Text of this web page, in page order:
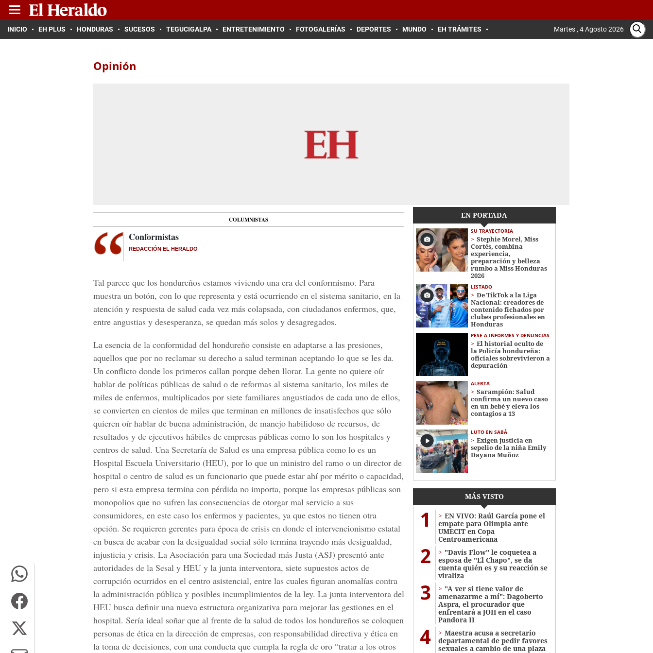
INICIO EH PLUS HONDURAS SUCESOS TEGUCIGALPA ENTRETENIMIENTO FOTOGALERÍAS DEPORTES MUNDO EH TRÁMITES Martes , 4 Agosto 2026
Opinión
COLUMNISTAS
Conformistas
REDACCIÓN EL HERALDO
Tal parece que los hondureños estamos viviendo una era del conformismo. Para
muestra un botón, con lo que representa y está ocurriendo en el sistema sanitario, en la
atención y respuesta de salud cada vez más colapsada, con ciudadanos enfermos, que,
entre angustias y desesperanza, se quedan más solos y desagregados.
La esencia de la conformidad del hondureño consiste en adaptarse a las presiones,
aquellos que por no reclamar su derecho a salud terminan aceptando lo que se les da.
Un conflicto donde los primeros callan porque deben llorar. La gente no quiere oír
hablar de políticas públicas de salud o de reformas al sistema sanitario, los miles de
miles de enfermos, multiplicados por siete familiares angustiados de cada uno de ellos,
se convierten en cientos de miles que terminan en millones de insatisfechos que sólo
quieren oír hablar de buena administración, de manejo habilidoso de recursos, de
resultados y de ejecutivos hábiles de empresas públicas como lo son los hospitales y
centros de salud. Una Secretaría de Salud es una empresa pública como lo es un
Hospital Escuela Universitario (HEU), por lo que un ministro del ramo o un director de
hospital o centro de salud es un funcionario que puede estar ahí por mérito o capacidad,
pero si esta empresa termina con pérdida no importa, porque las empresas públicas son
monopolios que no sufren las consecuencias de otorgar mal servicio a sus
consumidores, en este caso los enfermos y pacientes, ya que estos no tienen otra
opción. Se requieren gerentes para época de crisis en donde el intervencionismo estatal
en busca de acabar con la desigualdad social sólo termina trayendo más desigualdad,
injusticia y crisis. La Asociación para una Sociedad más Justa (ASJ) presentó ante
autoridades de la Sesal y HEU y la junta interventora, siete supuestos actos de
corrupción ocurridos en el centro asistencial, entre las cuales figuran anomalías contra
la administración pública y posibles incumplimientos de la ley. La junta interventora del
HEU busca definir una nueva estructura organizativa para mejorar las gestiones en el
hospital. Sería ideal soñar que al frente de la salud de todos los hondureños se coloquen
personas de ética en la dirección de empresas, con responsabilidad directiva y ética en
la toma de decisiones, con una conducta que cumpla la regla de oro “tratar a los otros
EN PORTADA
SU TRAYECTORIA
Stephie Morel, Miss
Cortés, combina
experiencia,
preparación y belleza
rumbo a Miss Honduras
2026
LISTADO
De TikTok a la Liga
Nacional: creadores de
contenido fichados por
clubes profesionales en
Honduras
PESE A INFORMES Y DENUNCIAS
El historial oculto de
la Policía hondureña:
oficiales sobrevivieron a
depuración
ALERTA
Sarampión: Salud
confirma un nuevo caso
en un bebé y eleva los
contagios a 13
LUTO EN SABÁ
Exigen justicia en
sepelio de la niña Emily
Dayana Muñoz
MÁS VISTO
1
EN VIVO: Raúl García pone el
empate para Olimpia ante
UMECIT en Copa
Centroamericana
2
"Davis Flow" le coquetea a
esposa de "El Chapo", se da
cuenta quién es y su reacción se
viraliza
3
"A ver si tiene valor de
amenazarme a mí": Dagoberto
Aspra, el procurador que
enfrentará a JOH en el caso
Pandora II
4
Maestra acusa a secretario
departamental de pedir favores
sexuales a cambio de una plaza